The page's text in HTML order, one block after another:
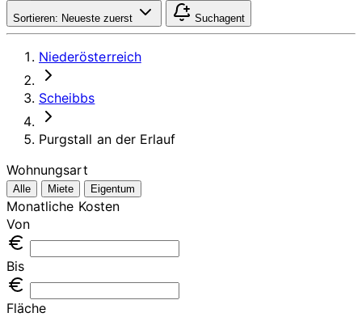
Sortieren: Neueste zuerst Suchagent
Niederösterreich
Scheibbs
Purgstall an der Erlauf
Wohnungsart
Alle Miete Eigentum
Monatliche Kosten
Von
Bis
Fläche